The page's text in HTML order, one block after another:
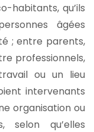
habitants, qu’ils
âgées
; entre parents,
professionnels,
ou un lieu
intervenants
organisation ou
selon qu’elles